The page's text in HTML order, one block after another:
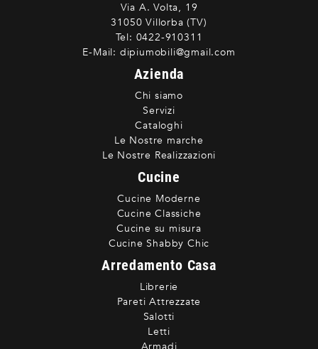
Via A. Volta, 19
31050 Villorba (TV)
Tel: 0422-910311
E-Mail: dipiumobili@gmail.com
Azienda
Chi siamo
Servizi
Cataloghi
Le Nostre marche
Le Nostre Realizzazioni
Cucine
Cucine Moderne
Cucine Classiche
Cucine su misura
Cucine Shabby Chic
Arredamento Casa
Librerie
Pareti Attrezzate
Salotti
Letti